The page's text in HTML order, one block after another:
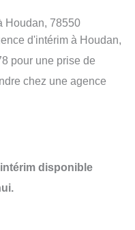
Houdan, 78550
d'intérim à Houdan,
pour une prise de
chez une agence
disponible